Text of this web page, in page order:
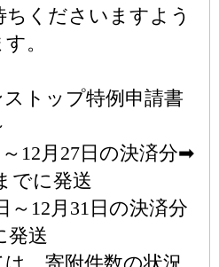
くださいますよう
。
トップ特例申請書
～12月27日の決済分➡
でに発送
～12月31日の決済分
発送